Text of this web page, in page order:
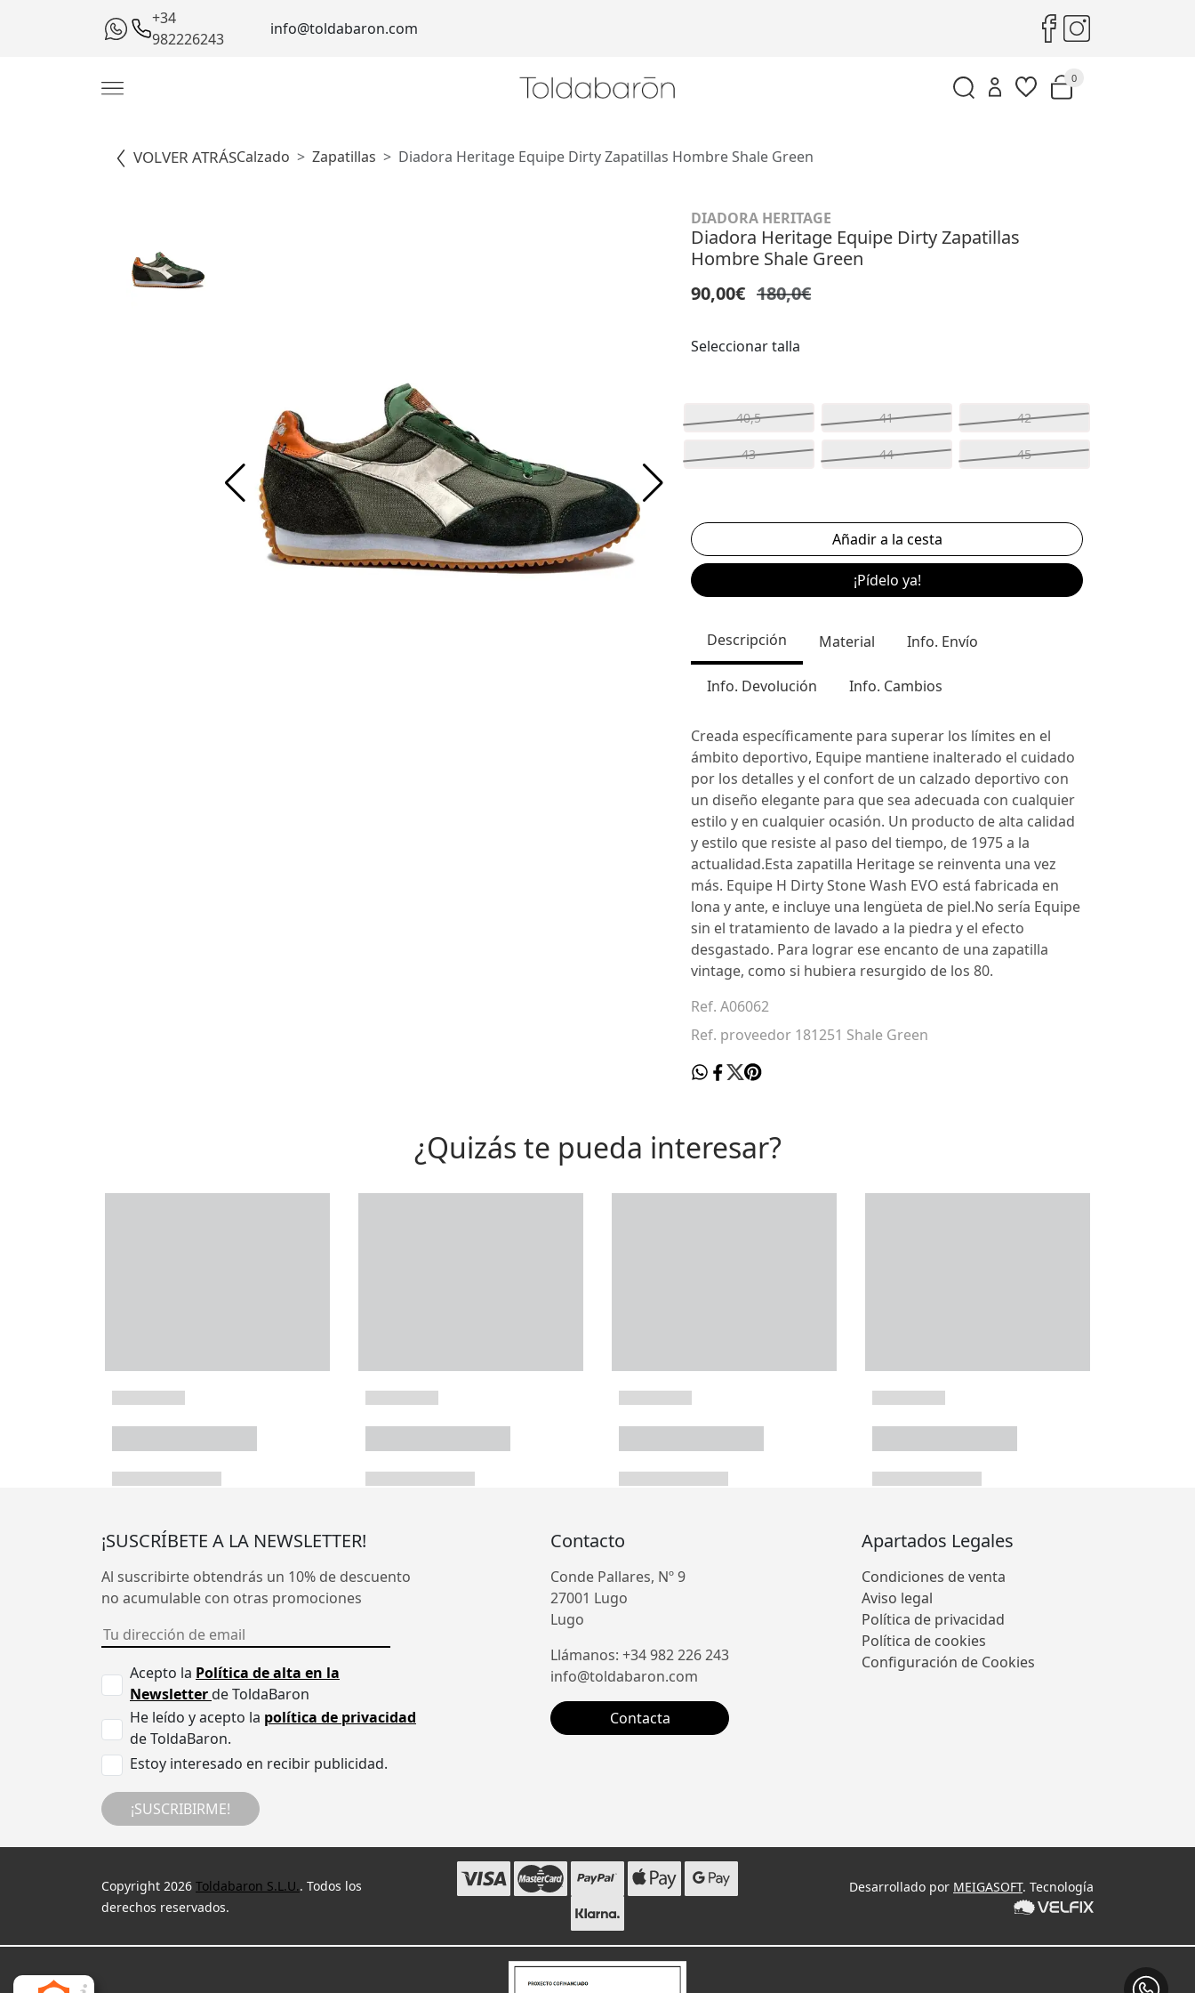
+34
982226243
info@toldabaron.com
0
VOLVER ATRÁSCalzado Zapatillas Diadora Heritage Equipe Dirty Zapatillas Hombre Shale Green
DIADORA HERITAGE
Diadora Heritage Equipe Dirty Zapatillas
Hombre Shale Green
90,00€ 180,0€
Seleccionar talla
40,5 41 42
43 44 45
¡Pídelo ya!
Descripción Material Info. Envío
Info. Devolución Info. Cambios
Creada específicamente para superar los límites en el
ámbito deportivo, Equipe mantiene inalterado el cuidado
por los detalles y el confort de un calzado deportivo con
un diseño elegante para que sea adecuada con cualquier
estilo y en cualquier ocasión. Un producto de alta calidad
y estilo que resiste al paso del tiempo, de 1975 a la
actualidad.Esta zapatilla Heritage se reinventa una vez
más. Equipe H Dirty Stone Wash EVO está fabricada en
lona y ante, e incluye una lengüeta de piel.No sería Equipe
sin el tratamiento de lavado a la piedra y el efecto
desgastado. Para lograr ese encanto de una zapatilla
vintage, como si hubiera resurgido de los 80.
Ref. A06062
Ref. proveedor 181251 Shale Green
¿Quizás te pueda interesar?
¡SUSCRÍBETE A LA NEWSLETTER!
Al suscribirte obtendrás un 10% de descuento
no acumulable con otras promociones
Acepto la Política de alta en la
Newsletterde ToldaBaron
He leído y acepto la política de privacidad
de ToldaBaron.
Estoy interesado en recibir publicidad.
¡SUSCRIBIRME!
Contacto
Conde Pallares, Nº 9
27001 Lugo
Lugo
Llámanos: +34 982 226 243
info@toldabaron.com
Contacta
Apartados Legales
Condiciones de venta
Aviso legal
Política de privacidad
Política de cookies
Configuración de Cookies
Copyright 2026 Toldabaron S.L.U.. Todos los
derechos reservados.
Desarrollado por MEIGASOFT. Tecnología